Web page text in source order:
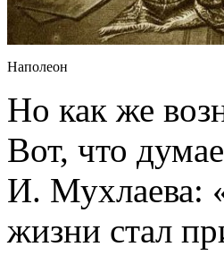
Наполеон
Но как же
Вот, что
И. Мухлаева:
жизни стал